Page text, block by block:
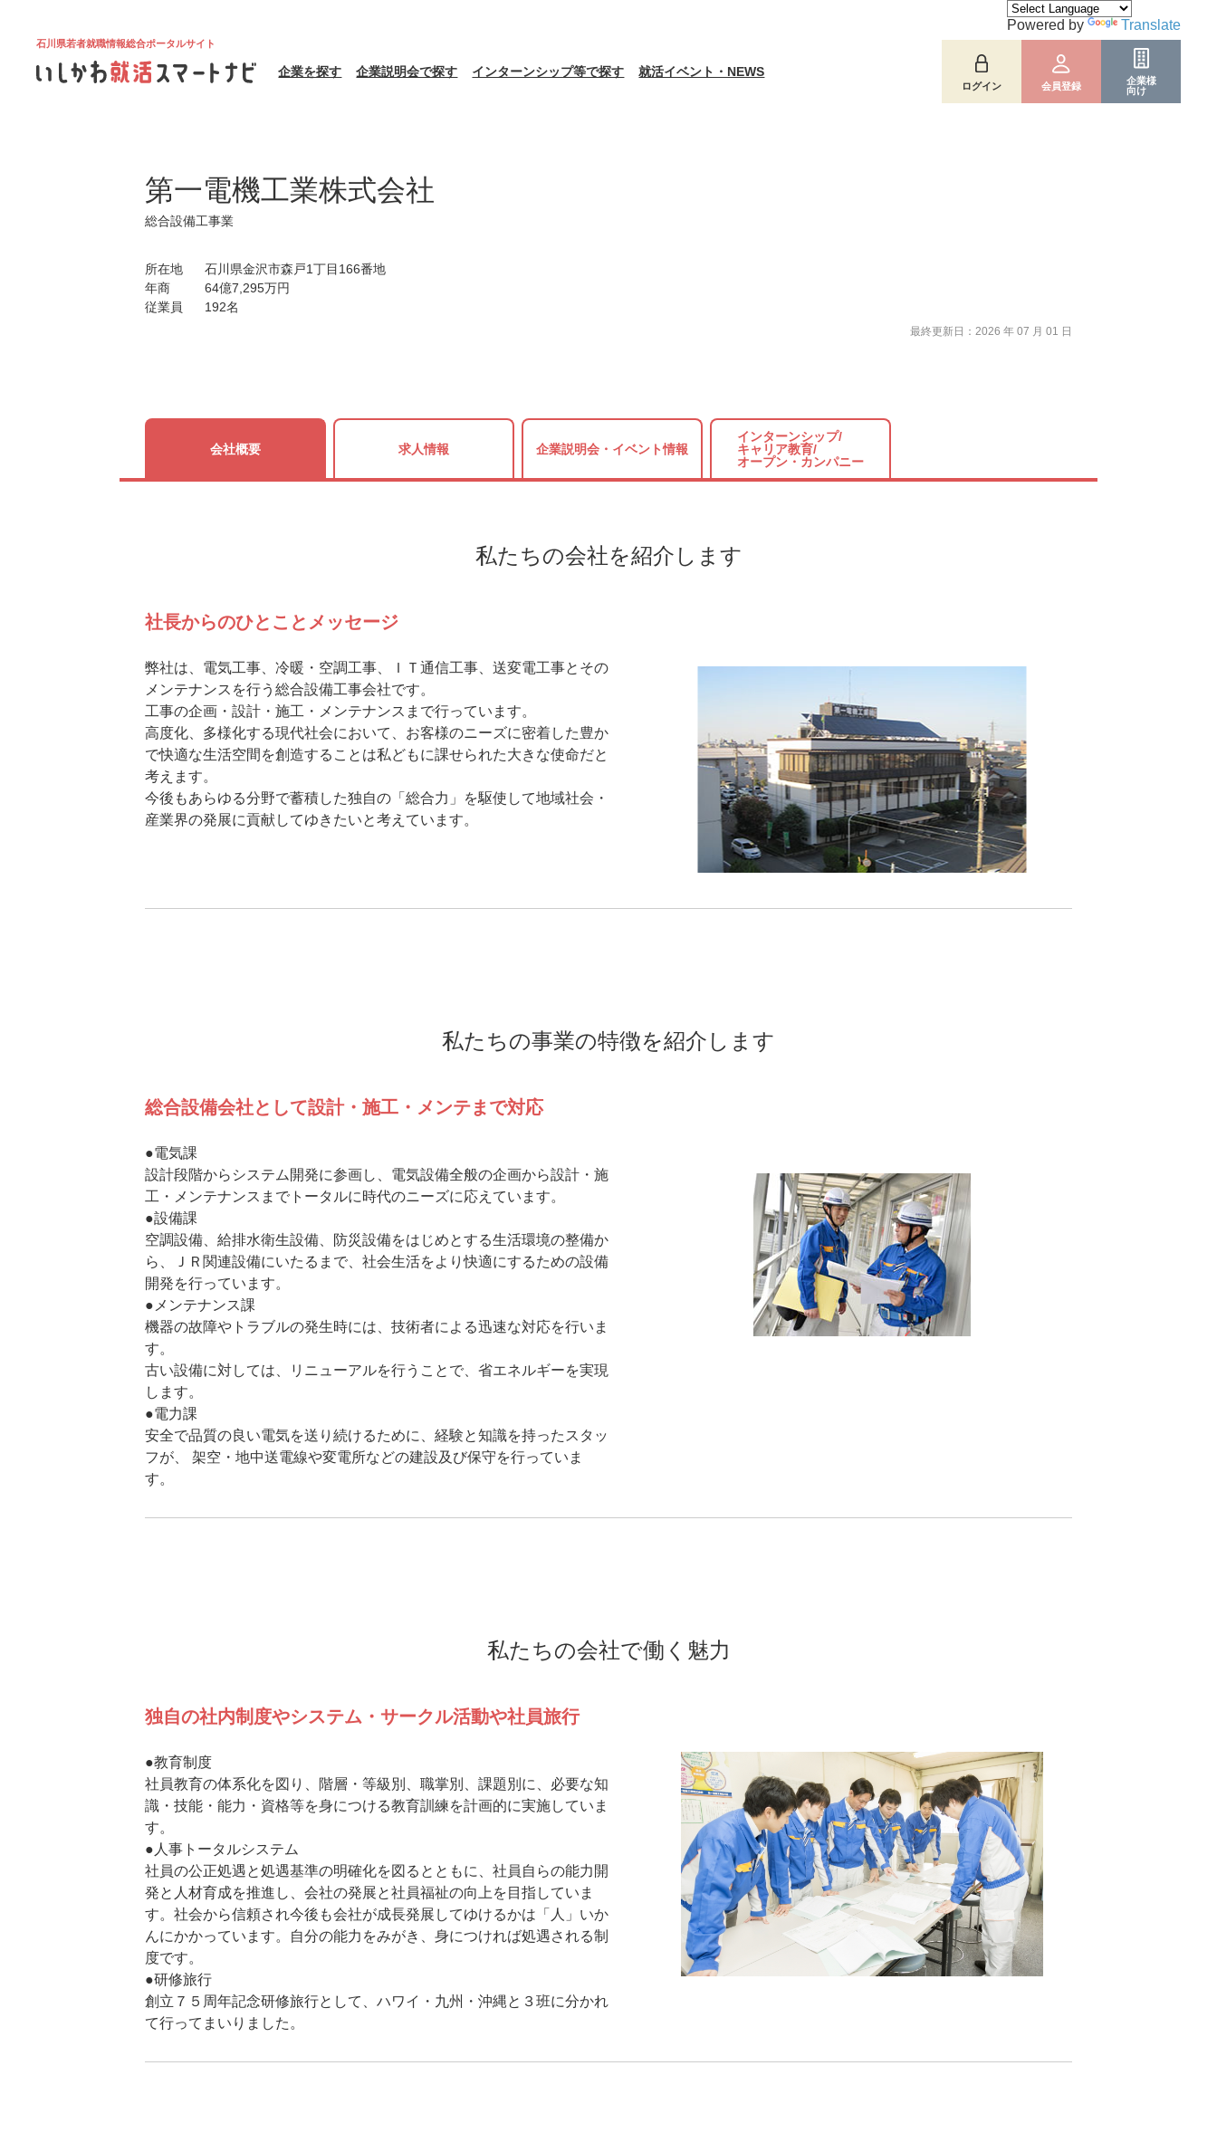
石川県若者就職情報総合ポータルサイト
企業を探す 企業説明会で探す インターンシップ等で探す 就活イベント・NEWS
ログイン 会員登録
企業様
向け
Powered by Translate
第一電機工業株式会社
総合設備工事業
所在地
石川県金沢市森戸1丁目166番地
年商
64億7,295万円
従業員
192名
最終更新日：2026 年 07 月 01 日
会社概要 求人情報 企業説明会・ イベント情報
インターンシップ/
キャリア教育/
オープン・カンパニー
私たちの会社を紹介します
社長からのひとことメッセージ
弊社は、電気工事、冷暖・空調工事、ＩＴ通信工事、送変電工事とその
メンテナンスを行う総合設備工事会社です。
工事の企画・設計・施工・メンテナンスまで行っています。
高度化、多様化する現代社会において、お客様のニーズに密着した豊か
で快適な生活空間を創造することは私どもに課せられた大きな使命だと
考えます。
今後もあらゆる分野で蓄積した独自の「総合力」を駆使して地域社会・
産業界の発展に貢献してゆきたいと考えています。
私たちの事業の特徴を紹介します
総合設備会社として設計・施工・メンテまで対応
●電気課
設計段階からシステム開発に参画し、電気設備全般の企画から設計・施
工・メンテナンスまでトータルに時代のニーズに応えています。
●設備課
空調設備、給排水衛生設備、防災設備をはじめとする生活環境の整備か
ら、ＪＲ関連設備にいたるまで、社会生活をより快適にするための設備
開発を行っています。
●メンテナンス課
機器の故障やトラブルの発生時には、技術者による迅速な対応を行いま
す。
古い設備に対しては、リニューアルを行うことで、省エネルギーを実現
します。
●電力課
安全で品質の良い電気を送り続けるために、経験と知識を持ったスタッ
フが、 架空・地中送電線や変電所などの建設及び保守を行っていま
す。
私たちの会社で働く魅力
独自の社内制度やシステム・サークル活動や社員旅行
●教育制度
社員教育の体系化を図り、階層・等級別、職掌別、課題別に、必要な知
識・技能・能力・資格等を身につける教育訓練を計画的に実施していま
す。
●人事トータルシステム
社員の公正処遇と処遇基準の明確化を図るとともに、社員自らの能力開
発と人材育成を推進し、会社の発展と社員福祉の向上を目指していま
す。社会から信頼され今後も会社が成長発展してゆけるかは「人」いか
んにかかっています。自分の能力をみがき、身につければ処遇される制
度です。
●研修旅行
創立７５周年記念研修旅行として、ハワイ・九州・沖縄と３班に分かれ
て行ってまいりました。